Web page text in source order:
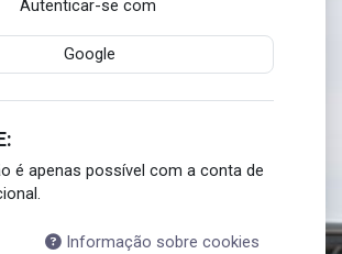
Autenticar-se com
Google
é apenas possível com a conta de
Informação sobre cookies